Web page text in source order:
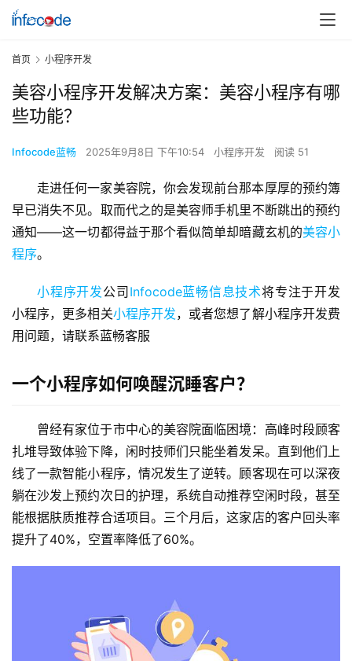
首页 小程序开发
美容小程序开发解决方案：美容小程序有哪
些功能？
Infocode蓝畅 2025年9月8日 下午10:54 小程序开发 阅读 51
走进任何一家美容院，你会发现前台那本厚厚的预约簿
早已消失不见。取而代之的是美容师手机里不断跳出的预约
通知——这一切都得益于那个看似简单却暗藏玄机的美容小
程序。
小程序开发公司 Infocode蓝畅信息技术将专注于开发
小程序，更多相关小程序开发，或者您想了解小程序开发费
用问题，请联系蓝畅客服
一个小程序如何唤醒沉睡客户？
曾经有家位于市中心的美容院面临困境：高峰时段顾客
扎堆导致体验下降，闲时技师们只能坐着发呆。直到他们上
线了一款智能小程序，情况发生了逆转。顾客现在可以深夜
躺在沙发上预约次日的护理，系统自动推荐空闲时段，甚至
能根据肤质推荐合适项目。三个月后，这家店的客户回头率
提升了40%，空置率降低了60%。